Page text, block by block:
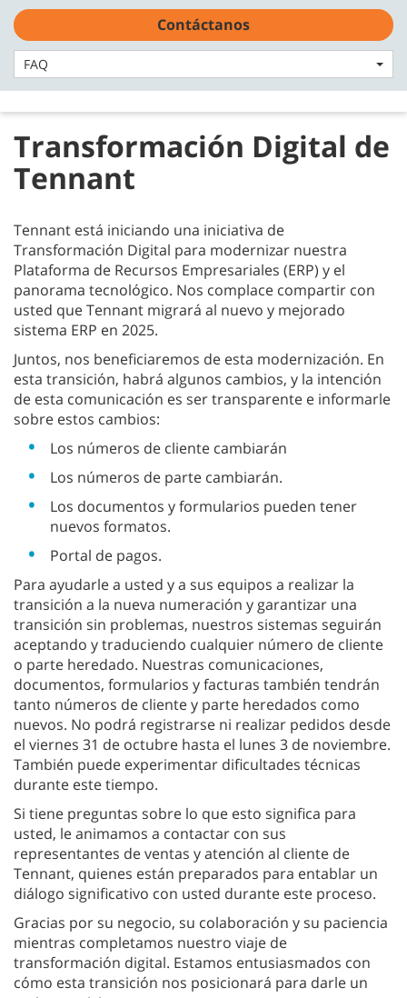
Skip
content
Skip
navigation
menu
Transformación Digital de
Tennant
Tennant está iniciando una iniciativa de
Transformación Digital para modernizar nuestra
Plataforma de Recursos Empresariales (ERP) y el
panorama tecnológico. Nos complace compartir con
usted que Tennant migrará al nuevo y mejorado
sistema ERP en 2025.
Juntos, nos beneficiaremos de esta modernización. En
esta transición, habrá algunos cambios, y la intención
de esta comunicación es ser transparente e informarle
sobre estos cambios:
Los números de cliente cambiarán
Los números de parte cambiarán.
Los documentos y formularios pueden tener
nuevos formatos.
Portal de pagos.
Para ayudarle a usted y a sus equipos a realizar la
transición a la nueva numeración y garantizar una
transición sin problemas, nuestros sistemas seguirán
aceptando y traduciendo cualquier número de cliente
o parte heredado. Nuestras comunicaciones,
documentos, formularios y facturas también tendrán
tanto números de cliente y parte heredados como
nuevos. No podrá registrarse ni realizar pedidos desde
el viernes 31 de octubre hasta el lunes 3 de noviembre.
También puede experimentar dificultades técnicas
durante este tiempo.
Si tiene preguntas sobre lo que esto significa para
usted, le animamos a contactar con sus
representantes de ventas y atención al cliente de
Tennant, quienes están preparados para entablar un
diálogo significativo con usted durante este proceso.
Gracias por su negocio, su colaboración y su paciencia
mientras completamos nuestro viaje de
transformación digital. Estamos entusiasmados con
cómo esta transición nos posicionará para darle un
Contáctanos
FAQ